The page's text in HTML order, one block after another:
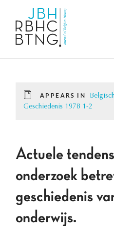
APPEARS IN
Geschiedenis 1978 1-2
Actuele
onderzoek
geschiedenis
onderwijs.